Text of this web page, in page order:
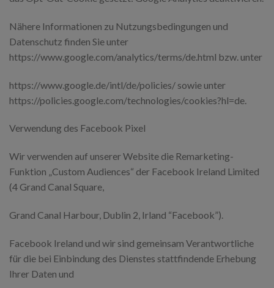
Nähere Informationen zu Nutzungsbedingungen und
Datenschutz finden Sie unter
https://www.google.com/analytics/terms/de.html bzw. unter
https://www.google.de/intl/de/policies/ sowie unter
https://policies.google.com/technologies/cookies?hl=de.
Verwendung des Facebook Pixel
Wir verwenden auf unserer Website die Remarketing-
Funktion „Custom Audiences“ der Facebook Ireland Limited
(4 Grand Canal Square,
Grand Canal Harbour, Dublin 2, Irland “Facebook”).
Facebook Ireland und wir sind gemeinsam Verantwortliche
für die bei Einbindung des Dienstes stattfindende Erhebung
Ihrer Daten und